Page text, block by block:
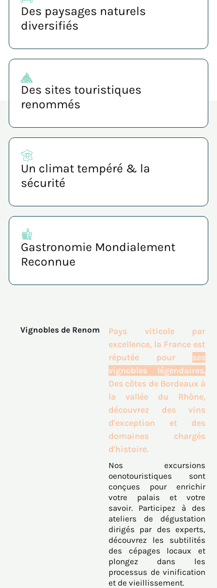
Des paysages naturels
diversifiés
Des sites touristiques
renommés
Un climat tempéré & la
sécurité
Gastronomie Mondialement
Reconnue
Vignobles de Renom
Pays viticole par
excellence, la France est
réputée pour ses
vignobles légendaires.
Des côtes de Bordeaux à
la vallée du Rhône,
découvrez des vins
d'exception et des
domaines chargés
d'histoire.
Nos excursions
oenotouristiques sont
conçues pour enrichir
votre palais et votre
savoir. Participez à des
ateliers de dégustation
dirigés par des experts,
découvrez les subtilités
des cépages locaux et
plongez dans les
processus de vinification
et de vieillissement.